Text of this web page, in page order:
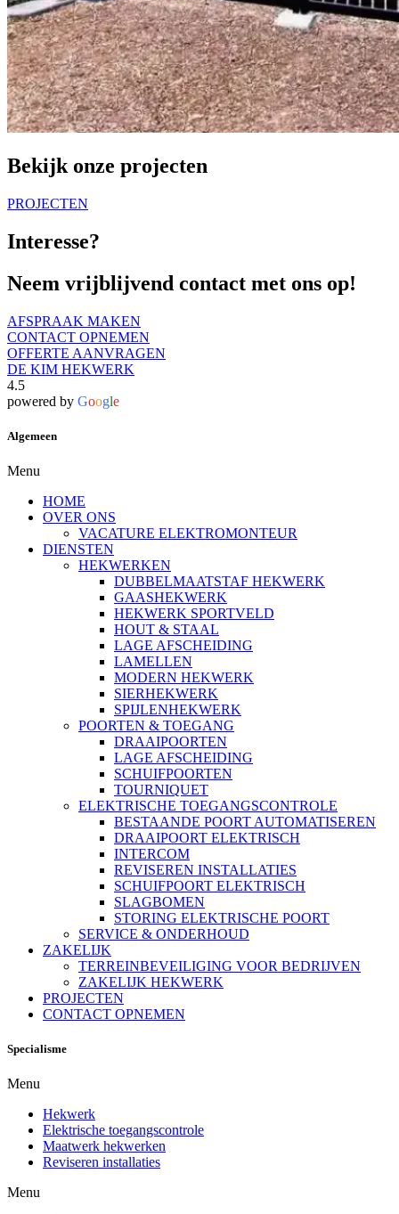
Bekijk onze projecten
PROJECTEN
Interesse?
Neem vrijblijvend contact met ons op!
AFSPRAAK MAKEN
CONTACT OPNEMEN
OFFERTE AANVRAGEN
DE KIM HEKWERK
4.5
powered by Google
Algemeen
Menu
HOME
OVER ONS
VACATURE ELEKTROMONTEUR
DIENSTEN
HEKWERKEN
DUBBELMAATSTAF HEKWERK
GAASHEKWERK
HEKWERK SPORTVELD
HOUT & STAAL
LAGE AFSCHEIDING
LAMELLEN
MODERN HEKWERK
SIERHEKWERK
SPIJLENHEKWERK
POORTEN & TOEGANG
DRAAIPOORTEN
LAGE AFSCHEIDING
SCHUIFPOORTEN
TOURNIQUET
ELEKTRISCHE TOEGANGSCONTROLE
BESTAANDE POORT AUTOMATISEREN
DRAAIPOORT ELEKTRISCH
INTERCOM
REVISEREN INSTALLATIES
SCHUIFPOORT ELEKTRISCH
SLAGBOMEN
STORING ELEKTRISCHE POORT
SERVICE & ONDERHOUD
ZAKELIJK
TERREINBEVEILIGING VOOR BEDRIJVEN
ZAKELIJK HEKWERK
PROJECTEN
CONTACT OPNEMEN
Specialisme
Menu
Hekwerk
Elektrische toegangscontrole
Maatwerk hekwerken
Reviseren installaties
Menu